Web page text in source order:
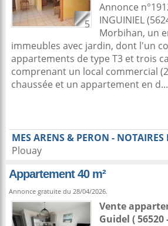
5
Annonce
INGUINIEL
Morbihan, un
immeubles avec jardin, dont l'un
appartements de type T3 et trois
comprenant un local commercial
chaussée et un appartement en d...
MES ARENS & PERON - NOTAIRES
Plouay
Appartement 40 m²
Annonce gratuite du 28/04/2026.
Vente
Guidel (